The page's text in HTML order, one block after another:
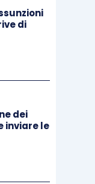
di
dei
inviare le